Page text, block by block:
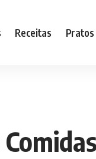
Receitas Pratos